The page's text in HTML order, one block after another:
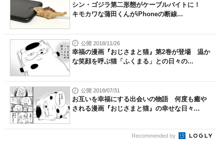
シン・ゴジラ第二形態がケーブルバイトに！
キモカワな蒲田くんがiPhoneの断線...
公開 2018/11/26
幸福の漫画『おじさまと猫』第2巻が登場 温か
な笑顔を呼ぶ猫「ふくまる」との日々の...
公開 2018/07/31
お互いを幸福にする出会いの物語 何度も癒や
される漫画『おじさまと猫』の幸せな日々...
Recommended by